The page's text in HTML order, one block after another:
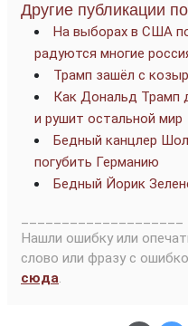
Другие публикации
На выборах в США
радуются многие
Трамп зашёл с
Как Дональд Трамп
и рушит остальной мир
Бедный канцлер
погубить Германию
Бедный Йорик
Нашли ошибку или
слово или фразу с
сюда.